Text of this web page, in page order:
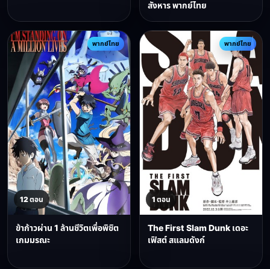
สังหาร พากย์ไทย
พากย์ไทย
12 ตอน
ข้าก้าวผ่าน 1 ล้านชีวิตเพื่อพิชิต
เกมมรณะ
พากย์ไทย
1 ตอน
The First Slam Dunk เดอะ
เฟิสต์ สแลมดังก์